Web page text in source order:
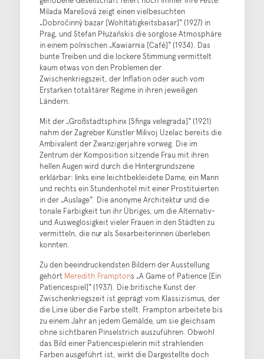
Milada Marešová zeigt einen vielbesuchten
„Dobročinný bazar [Wohltätigkeitsbasar]“ (1927) in
Prag, und Stefan Płużańskis die sorglose Atmosphäre
in einem polnischen „Kawiarnia [Café]“ (1934). Das
bunte Treiben und die lockere Stimmung vermittelt
kaum etwas von den Problemen der
Zwischenkriegszeit, der Inflation oder auch vom
Erstarken totalitärer Regime in ihren jeweiligen
Ländern.
Mit der „Großstadtsphinx [Sfinga velegrada]“ (1921)
nahm der Zagreber Künstler Milivoj Uzelac bereits die
Ambivalent der Zwanzigerjahre vorweg. Die im
Zentrum der Komposition sitzende Frau mit ihren
hellen Augen wird durch die Hintergrundszene
erklärbar: links eine leichtbekleidete Dame, ein Mann
und rechts ein Stundenhotel mit einer Prostituierten
in der „Auslage“. Die anonyme Architektur und die
tonale Farbigkeit tun ihr Übriges, um die Alternativ-
und Ausweglosigkeit vieler Frauen in den Städten zu
vermitteln, die nur als Sexarbeiterinnen überleben
konnten.
Zu den beeindruckendsten Bildern der Ausstellung
gehört Meredith Framptons „A Game of Patience [Ein
Patiencespiel]“ (1937). Die britische Kunst der
Zwischenkriegszeit ist geprägt vom Klassizismus, der
die Linie über die Farbe stellt. Frampton arbeitete bis
zu einem Jahr an jedem Gemälde, um sie gleichsam
ohne sichtbaren Pinselstrich auszuführen. Obwohl
das Bild einer Patiencespielerin mit strahlenden
Farben ausgeführt ist, wirkt die Dargestellte doch